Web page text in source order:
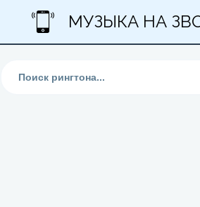
МУЗЫКА НА